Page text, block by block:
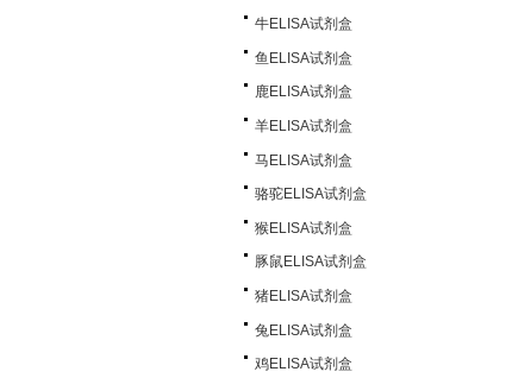
牛ELISA试剂盒
鱼ELISA试剂盒
鹿ELISA试剂盒
羊ELISA试剂盒
马ELISA试剂盒
骆驼ELISA试剂盒
猴ELISA试剂盒
豚鼠ELISA试剂盒
猪ELISA试剂盒
兔ELISA试剂盒
鸡ELISA试剂盒